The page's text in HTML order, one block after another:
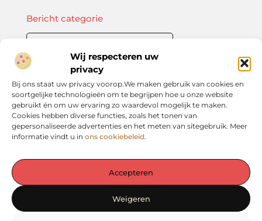
Wij respecteren uw
privacy
Bij ons staat uw privacy voorop.We maken gebruik van cookies en
soortgelijke technologieën om te begrijpen hoe u onze website
gebruikt én om uw ervaring zo waardevol mogelijk te maken.
Cookies hebben diverse functies, zoals het tonen van
gepersonaliseerde advertenties en het meten van sitegebruik. Meer
informatie vindt u in ons cookiebeleid.
Accepteren
Weigeren
De plek voor inspiratie en verdieping in het Groene Hart
— Laat je verrassen door waardevolle inzichten, praktische tips en
inspirerende verhalen. Alles op één rustige en overzichtelijke plek.
Ontdek het zelf op vergadereninhetgroenehart.nl!
Onze informatie
Bericht categorie